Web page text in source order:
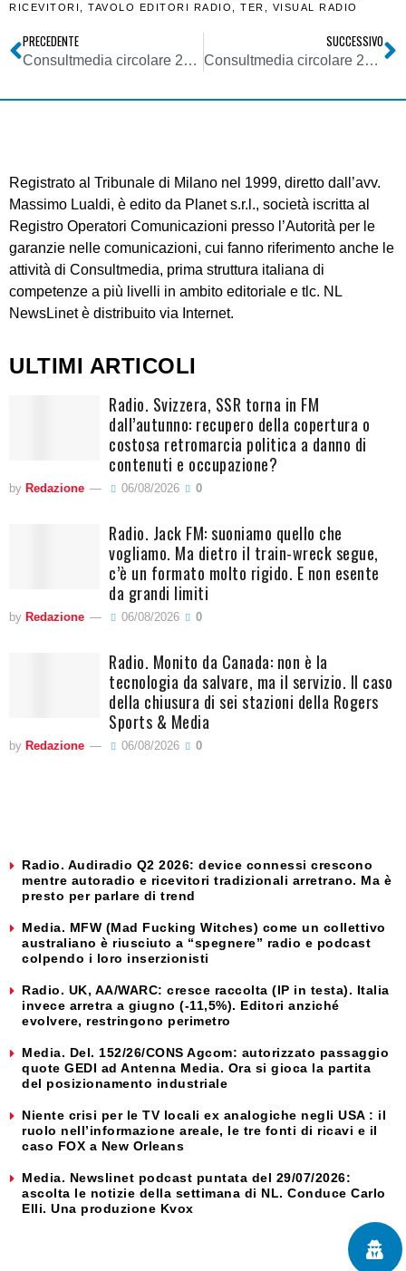
RICEVITORI
TAVOLO EDITORI RADIO TER VISUAL RADIO
PRECEDENTE
Consultmedia circolare 23032023 convenzione fornitura energia elettrica a condizione agevolate
SUCCESSIVO
Consultmedia circolare 24032023 su Comunicazione Agcom recante informativa per simulcast DAB+ su DTT e richiesta LCN
Registrato al Tribunale di Milano nel 1999, diretto dall’avv.
Massimo Lualdi, è edito da Planet s.r.l., società iscritta al
Registro Operatori Comunicazioni presso l’Autorità per le
garanzie nelle comunicazioni, cui fanno riferimento anche le
attività di Consultmedia, prima struttura italiana di
competenze a più livelli in ambito editoriale e tlc. NL
NewsLinet è distribuito via Internet.
ULTIMI ARTICOLI
Radio. Svizzera, SSR torna in FM
dall’autunno: recupero della copertura o
costosa retromarcia politica a danno di
contenuti e occupazione?
by Redazione 06/08/2026 0
Radio. Jack FM: suoniamo quello che
vogliamo. Ma dietro il train-wreck segue,
c’è un formato molto rigido. E non esente
da grandi limiti
by Redazione 06/08/2026 0
Radio. Monito da Canada: non è la
tecnologia da salvare, ma il servizio. Il caso
della chiusura di sei stazioni della Rogers
Sports & Media
by Redazione 06/08/2026 0
Radio. Audiradio Q2 2026: device connessi crescono
mentre autoradio e ricevitori tradizionali arretrano. Ma è
presto per parlare di trend
Media. MFW (Mad Fucking Witches) come un collettivo
australiano è riusciuto a “spegnere” radio e podcast
colpendo i loro inserzionisti
Radio. UK, AA/WARC: cresce raccolta (IP in testa). Italia
invece arretra a giugno (-11,5%). Editori anziché
evolvere, restringono perimetro
Media. Del. 152/26/CONS Agcom: autorizzato passaggio
quote GEDI ad Antenna Media. Ora si gioca la partita
del posizionamento industriale
Niente crisi per le TV locali ex analogiche negli USA : il
ruolo nell’informazione areale, le tre fonti di ricavi e il
caso FOX a New Orleans
Media. Newslinet podcast puntata del 29/07/2026:
ascolta le notizie della settimana di NL. Conduce Carlo
Elli. Una produzione Kvox